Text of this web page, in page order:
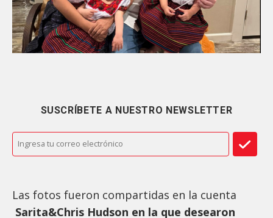
SUSCRÍBETE A NUESTRO NEWSLETTER
Las fotos fueron compartidas en la cuenta
Sarita&Chris Hudson en la que desearon